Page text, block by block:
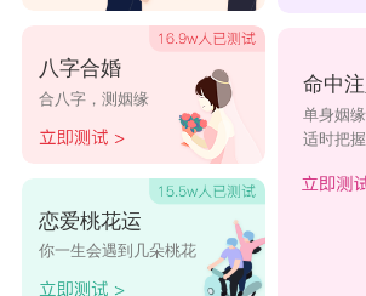
不会傻傻的等待。
星座乐原创文章，转载需注明出处
八字合婚
合八字，测姻缘
恋爱桃花运
你一生会遇到几朵桃花
命中
单身姻
适时把